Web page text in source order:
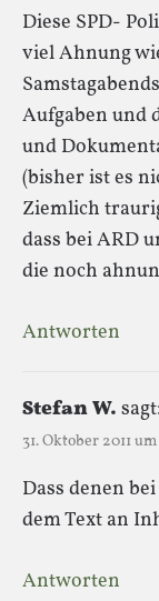
Diese SPD-
viel Ahnung
Aufgaben und
und
(bisher ist es
Ziemlich
dass bei ARD
die noch
Antworten
Stefan W. sagt:
31. Oktober 2011
Dass denen
dem Text an
Antworten